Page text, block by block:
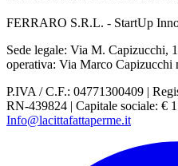
FERRARO S.R.L. - StartUp
Sede legale: Via M. Capizucchi,
operativa: Via Marco Capizucchi
P.IVA / C.F.: 04771300409 |
RN-439824 | Capitale sociale: €
Info@lacittafattaperme.it